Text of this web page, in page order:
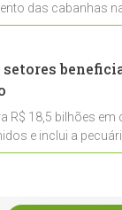
das cabanhas
R$ 18,5 bilhões
e inclui a